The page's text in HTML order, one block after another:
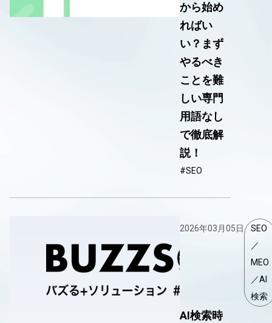
から始め
ればい
い？まず
やるべき
ことを難
しい専門
用語なし
で徹底解
説！
#SEO
2026年03月05日
SEO
／
MEO
／AI
検索
AI検索時